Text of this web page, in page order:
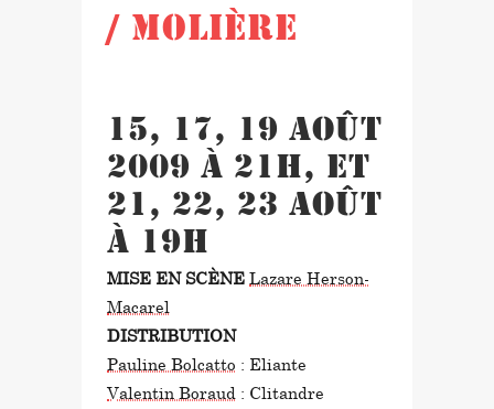
/ MOLIÈRE
15, 17, 19 août
2009 à 21h, et
21, 22, 23 août
à 19h
MISE EN SCÈNE Lazare Herson-
Macarel
DISTRIBUTION
Pauline Bolcatto : Eliante
Valentin Boraud : Clitandre